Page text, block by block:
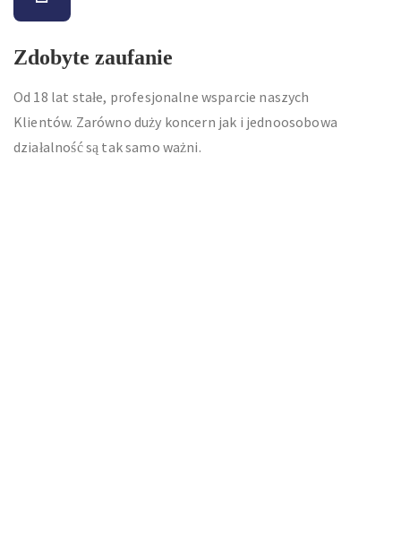
Zdobyte zaufanie
Od 18 lat stałe, profesjonalne wsparcie naszych
Klientów. Zarówno duży koncern jak i jednoosobowa
działalność są tak samo ważni.